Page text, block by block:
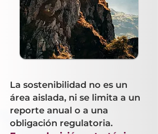
La sostenibilidad no es un
área aislada, ni se limita a un
reporte anual o a una
obligación regulatoria.